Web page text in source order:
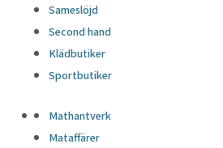
Sameslöjd
Second hand
Klädbutiker
Sportbutiker
Mathantverk
Mataffärer